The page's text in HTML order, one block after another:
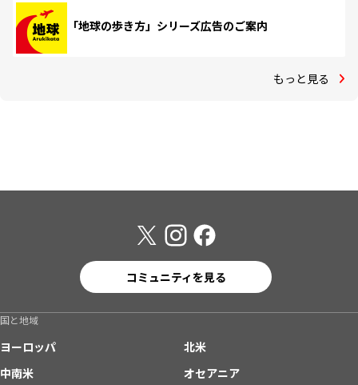
「地球の歩き方」シリーズ広告のご案内
もっと見る
コミュニティを見る
国と地域
ヨーロッパ
北米
中南米
オセアニア